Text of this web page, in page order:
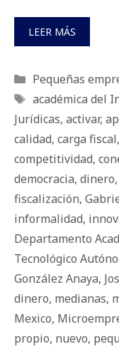
LEER MÁS
Categorías
Pequeñas
Etiquetas
académica del
Jurídicas, activar,
calidad, carga fiscal,
competitividad,
democracia, dinero,
fiscalización,
informalidad,
Departamento
Tecnológico
González Anaya,
dinero, medianas,
Mexico,
propio, nuevo,